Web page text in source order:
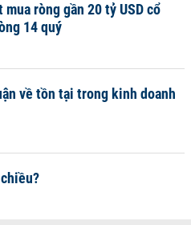
ròng gần 20 tỷ USD cổ
14 quý
về tồn tại trong kinh doanh